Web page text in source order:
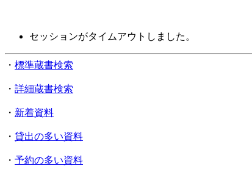
セッションがタイムアウトしました。
・ 標準蔵書検索
・ 詳細蔵書検索
・ 新着資料
・ 貸出の多い資料
・ 予約の多い資料